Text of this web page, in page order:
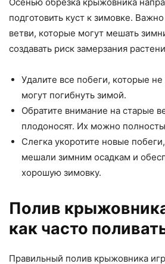
подготовить куст к зимовке.
ветви, которые могут мешать
создавать риск замерзания
Удалите все побеги, которые
могут погибнуть зимой.
Обратите внимание на старые
плодоносят. Их можно
Слегка укоротите новые
мешали зимним осадкам и
хорошую зимовку.
Полив
как часто
Правильный полив крыжовника